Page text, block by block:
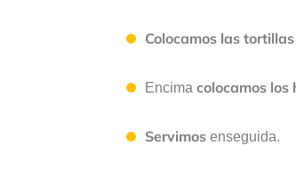
Colocamos las tortillas
Encima colocamos los
Servimos enseguida.